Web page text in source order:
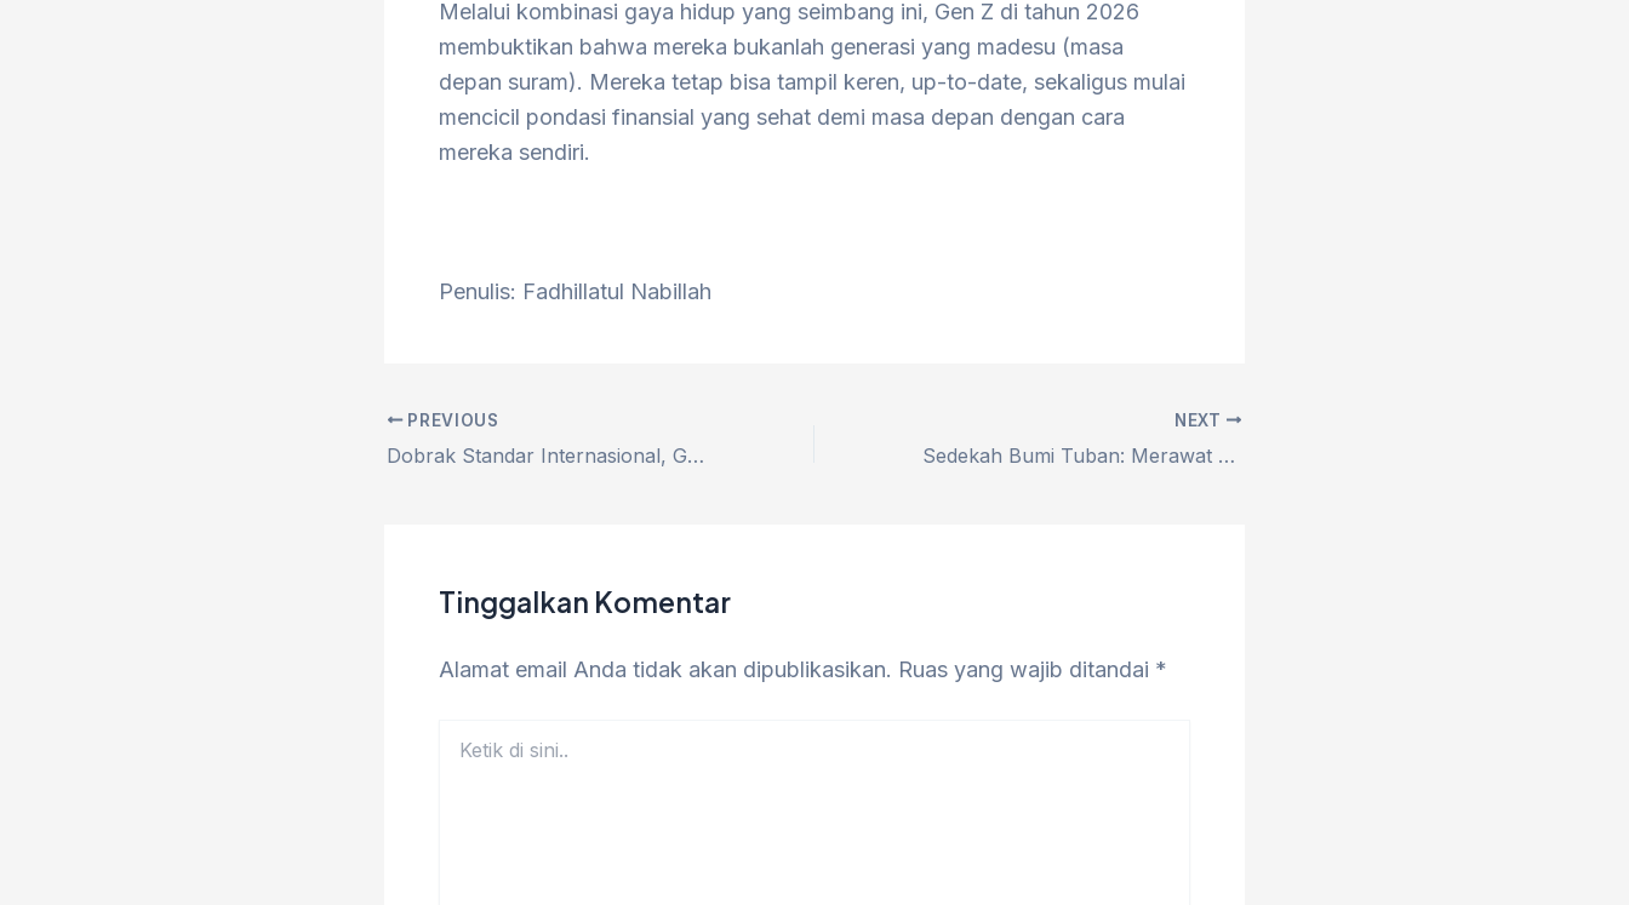
​Melalui kombinasi gaya hidup yang seimbang ini, Gen Z di tahun 2026
membuktikan bahwa mereka bukanlah generasi yang madesu (masa
depan suram). Mereka tetap bisa tampil keren, up-to-date, sekaligus mulai
mencicil pondasi finansial yang sehat demi masa depan dengan cara
mereka sendiri.
Penulis: Fadhillatul Nabillah
PREVIOUS
Dobrak Standar Internasional, Girl Group no na Bawa Sentuhan Klasik Indonesia ke Panggung Dunia
NEXT
Sedekah Bumi Tuban: Merawat Warisan Leluhur Lewat Dokumentasi dan Pemberdayaan Komunitas
Tinggalkan Komentar
Alamat email Anda tidak akan dipublikasikan. Ruas yang wajib ditandai *